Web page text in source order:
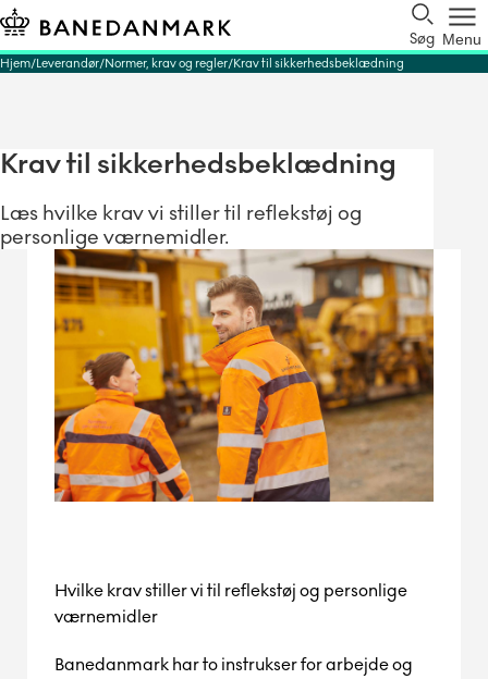
Søg Menu
Hjem Leverandør Normer, krav og regler Krav til sikkerhedsbeklædning
Krav til sikkerhedsbeklædning
Læs hvilke krav vi stiller til reflekstøj og
personlige værnemidler.
Hvilke krav stiller vi til reflekstøj og personlige
værnemidler
Banedanmark har to instrukser for arbejde og